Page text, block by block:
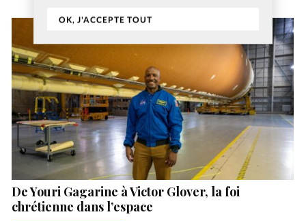
OK, J'ACCEPTE TOUT
De Youri Gagarine à Victor Glover, la foi
chrétienne dans l’espace